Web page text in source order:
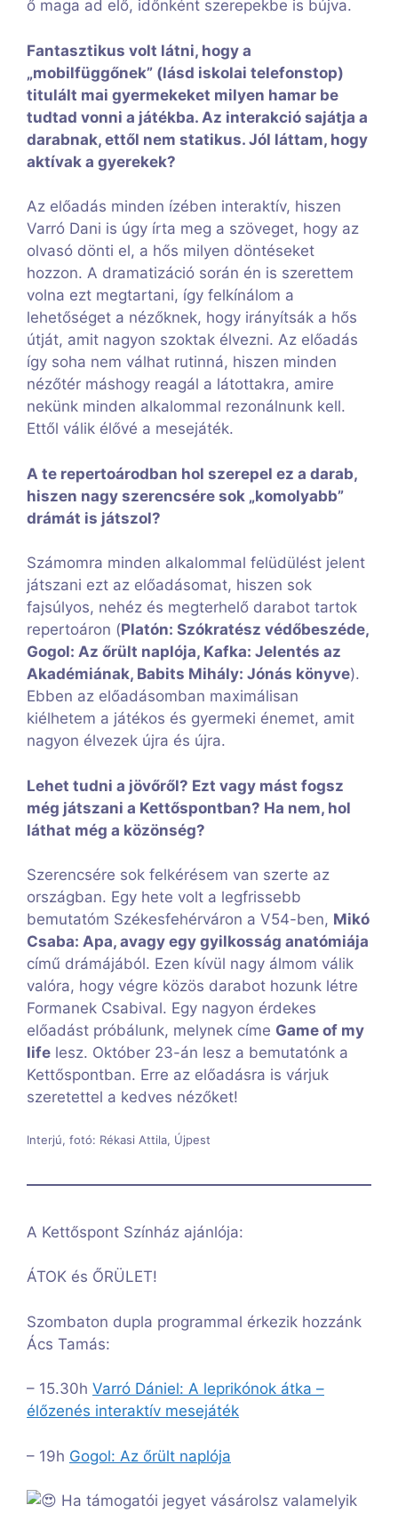
ő maga ad elő, időnként szerepekbe is bújva.
Fantasztikus volt látni, hogy a
„mobilfüggőnek” (lásd iskolai telefonstop)
titulált mai gyermekeket milyen hamar be
tudtad vonni a játékba. Az interakció sajátja a
darabnak, ettől nem statikus. Jól láttam, hogy
aktívak a gyerekek?
Az előadás minden ízében interaktív, hiszen
Varró Dani is úgy írta meg a szöveget, hogy az
olvasó dönti el, a hős milyen döntéseket
hozzon. A dramatizáció során én is szerettem
volna ezt megtartani, így felkínálom a
lehetőséget a nézőknek, hogy irányítsák a hős
útját, amit nagyon szoktak élvezni. Az előadás
így soha nem válhat rutinná, hiszen minden
nézőtér máshogy reagál a látottakra, amire
nekünk minden alkalommal rezonálnunk kell.
Ettől válik élővé a mesejáték.
A te repertoárodban hol szerepel ez a darab,
hiszen nagy szerencsére sok „komolyabb”
drámát is játszol?
Számomra minden alkalommal felüdülést jelent
játszani ezt az előadásomat, hiszen sok
fajsúlyos, nehéz és megterhelő darabot tartok
repertoáron (Platón: Szókratész védőbeszéde,
Gogol: Az őrült naplója, Kafka: Jelentés az
Akadémiának, Babits Mihály: Jónás könyve).
Ebben az előadásomban maximálisan
kiélhetem a játékos és gyermeki énemet, amit
nagyon élvezek újra és újra.
Lehet tudni a jövőről? Ezt vagy mást fogsz
még játszani a Kettőspontban? Ha nem, hol
láthat még a közönség?
Szerencsére sok felkérésem van szerte az
országban. Egy hete volt a legfrissebb
bemutatóm Székesfehérváron a V54-ben, Mikó
Csaba: Apa, avagy egy gyilkosság anatómiája
című drámájából. Ezen kívül nagy álmom válik
valóra, hogy végre közös darabot hozunk létre
Formanek Csabival. Egy nagyon érdekes
előadást próbálunk, melynek címe Game of my
life lesz. Október 23-án lesz a bemutatónk a
Kettőspontban. Erre az előadásra is várjuk
szeretettel a kedves nézőket!
Interjú, fotó: Rékasi Attila, Újpest
A Kettőspont Színház ajánlója:
ÁTOK és ŐRÜLET!
Szombaton dupla programmal érkezik hozzánk
Ács Tamás:
– 15.30h Varró Dániel: A leprikónok átka –
élőzenés interaktív mesejáték
– 19h Gogol: Az őrült naplója
Ha támogatói jegyet vásárolsz valamelyik